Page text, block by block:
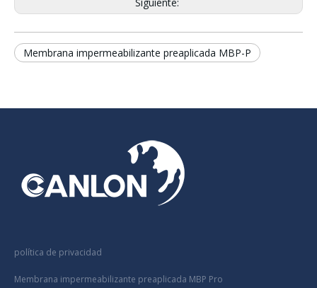
Membrana impermeabilizante preaplicada MBP-P
política de privacidad
Membrana impermeabilizante preaplicada MBP Pro